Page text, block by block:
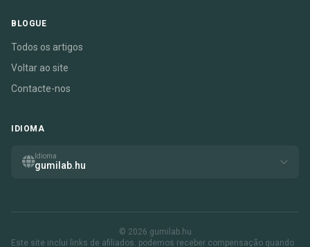
BLOGUE
Todos os artigos
Voltar ao site
Contacte-nos
IDIOMA
Idioma
gumilab.hu
© 2026 gumilab.hu
Este site inclui links de afiliados. podemos receber compensação quando